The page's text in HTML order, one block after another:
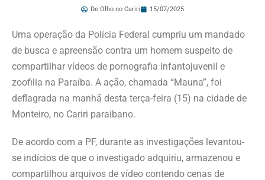
De Olho no Cariri 15/07/2025
Uma operação da Polícia Federal cumpriu um mandado
de busca e apreensão contra um homem suspeito de
compartilhar vídeos de pornografia infantojuvenil e
zoofilia na Paraíba. A ação, chamada “Mauna”, foi
deflagrada na manhã desta terça-feira (15) na cidade de
Monteiro, no Cariri paraibano.
De acordo com a PF, durante as investigações levantou-
se indícios de que o investigado adquiriu, armazenou e
compartilhou arquivos de vídeo contendo cenas de